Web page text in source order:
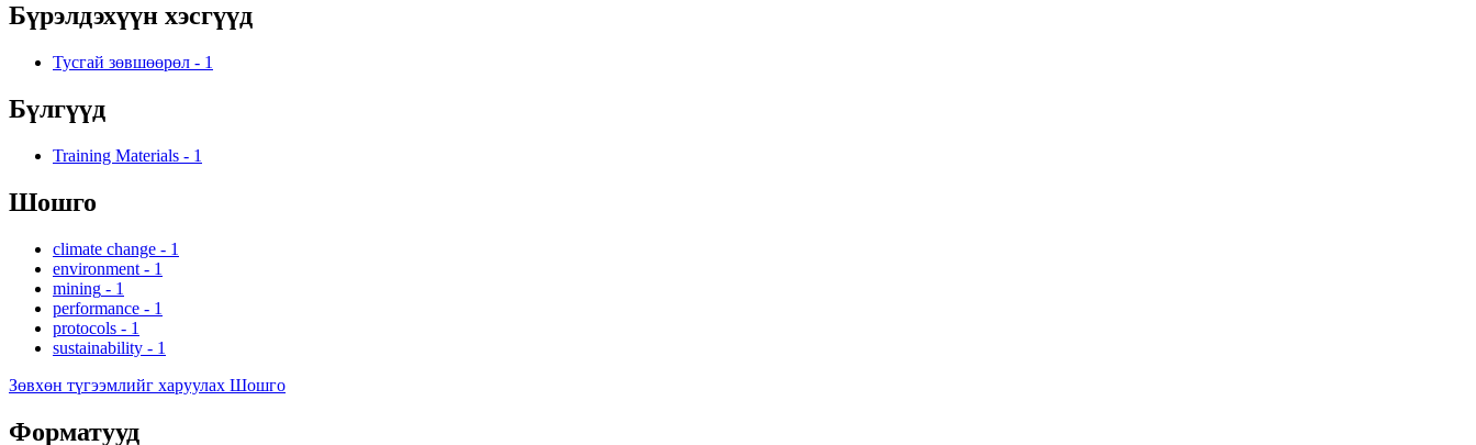
Бүрэлдэхүүн хэсгүүд
Тусгай зөвшөөрөл - 1
Бүлгүүд
Training Materials - 1
Шошго
climate change - 1
environment - 1
mining - 1
performance - 1
protocols - 1
sustainability - 1
Зөвхөн түгээмлийг харуулах Шошго
Форматууд